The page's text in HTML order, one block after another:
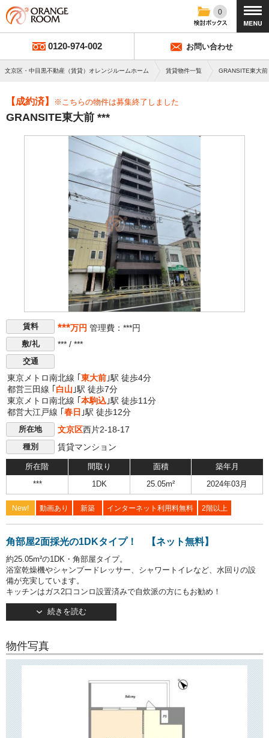
0
0120-974-002 お問い合わせ
文京区・中目黒不動産（賃貸）オレンジルームホーム 賃貸物件一覧 GRANSITE東大前
【成約済】 ※こちらの物件は募集終了しました
GRANSITE東大前 ***
賃料 ***万円 管理費：***円
敷/礼 *** / ***
交通
東京メトロ南北線 ｢ 東大前 ｣駅 徒歩4分
都営三田線 ｢ 白山 ｣駅 徒歩7分
東京メトロ南北線 ｢ 本駒込 ｣駅 徒歩11分
都営大江戸線 ｢ 春日 ｣駅 徒歩12分
所在地 文京区西片2-18-17
種別 賃貸マンション
所在階 間取り 面積 築年月
*** 1DK 25.05m² 2024年03月
New! 動画あり 新築 インターネット利用料無料 2階以上
角部屋2面採光の1DKタイプ！ 【ネット無料】
約25.05m²の1DK・角部屋タイプ。
浴室乾燥機やシャンプードレッサー、シャワートイレなど、水回りの設
備が充実しています。
キッチンはガス2口コンロ設置済みで自炊派の方にもお勧め！
DK部分にたっぷりとしたクローゼットが用意されているので、お洋服が
多い方でも安心！
○建物情報○
文京区西片2丁目の賃貸マンション「GRANSITE東大前」。
東京メトロ南北線「東大前」駅徒歩4分の好立地！
そのほか「白山」駅・「本駒込」駅・「春日」駅・「後楽園」駅など複
数駅・複数路線利用可で、通勤・通学にとても便利な立地です！
2024年3月竣工・地上10階建て。
TVモニターつきオートロック・宅配ボックス完備で安心・便利！
敷地内駐輪場・バイク置き場・ゴミ置き場あり！
続きを読む
物件写真